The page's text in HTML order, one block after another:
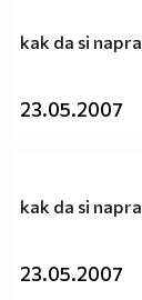
kak da si
23.05.2007
kak da si
23.05.2007